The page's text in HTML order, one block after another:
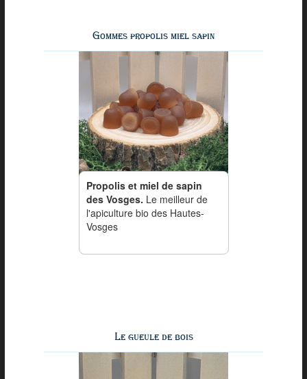
Gommes propolis miel sapin
Propolis et miel de sapin
des Vosges. Le meilleur de
l'apiculture bio des Hautes-
Vosges
Le gueule de bois